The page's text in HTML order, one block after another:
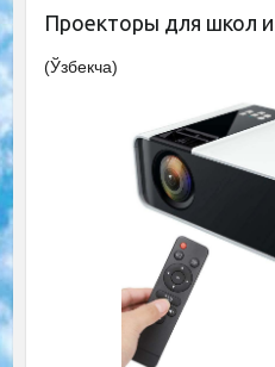
Проекторы для школ
(Ўзбекча)